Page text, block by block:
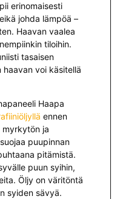
erinomaisesti
johda lämpöä –
Haavan vaalea
tiloihin.
tasaisen
haavan voi käsitellä
Haapa
ennen
myrkytön ja
puupinnan
pitämistä.
puun syihin,
Öljy on väritöntä
syiden sävyä.